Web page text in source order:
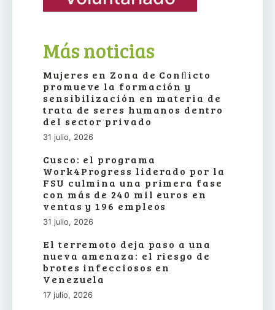
Más noticias
Mujeres en Zona de Conﬂicto
promueve la formación y
sensibilización en materia de
trata de seres humanos dentro
del sector privado
31 julio, 2026
Cusco: el programa
Work4Progress liderado por la
FSU culmina una primera fase
con más de 240 mil euros en
ventas y 196 empleos
31 julio, 2026
El terremoto deja paso a una
nueva amenaza: el riesgo de
brotes infecciosos en
Venezuela
17 julio, 2026